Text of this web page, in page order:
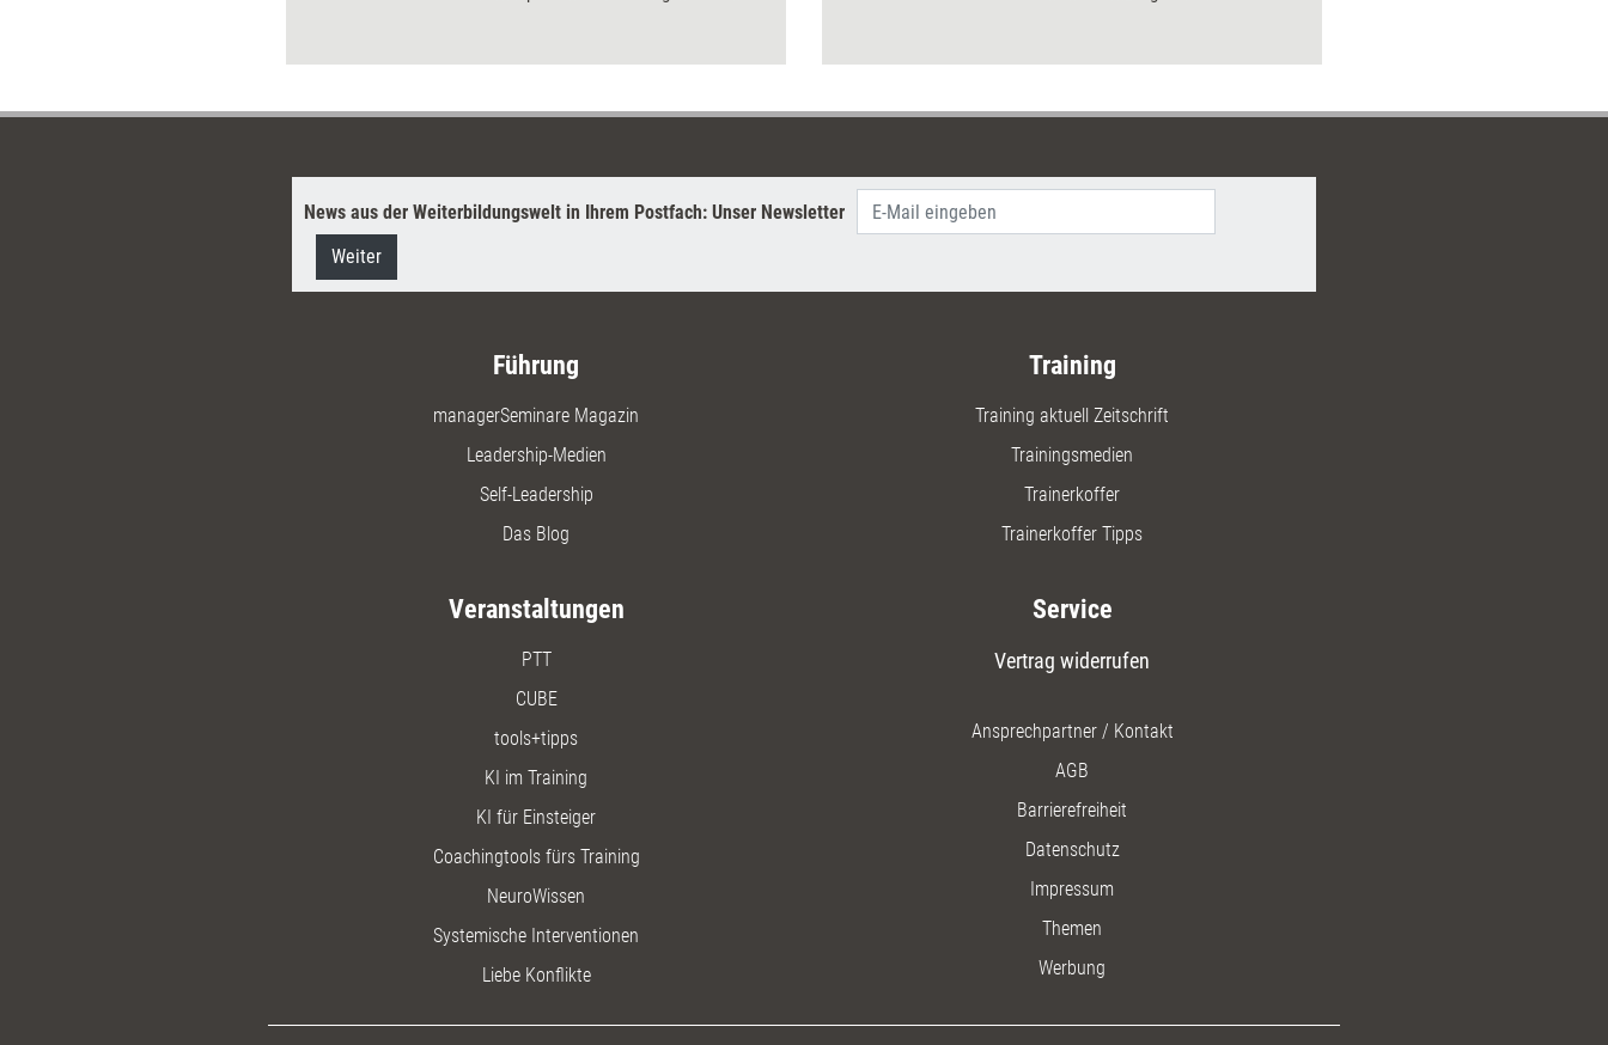
Teamleiter und alle, die Mitarbeiterführung
einen strukturierten Einstieg in wirksame
News aus der Weiterbildungswelt in Ihrem Postfach: Unser Newsletter
Weiter
Führung
managerSeminare Magazin
Leadership-Medien
Self-Leadership
Das Blog
Training
Training aktuell Zeitschrift
Trainingsmedien
Trainerkoffer
Trainerkoffer Tipps
Veranstaltungen
PTT
CUBE
tools+tipps
KI im Training
KI für Einsteiger
Coachingtools fürs Training
NeuroWissen
Systemische Interventionen
Liebe Konflikte
Service
Vertrag widerrufen
Ansprechpartner / Kontakt
AGB
Barrierefreiheit
Datenschutz
Impressum
Themen
Werbung